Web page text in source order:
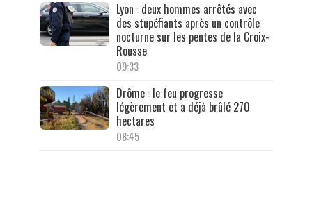
Lyon : deux hommes arrêtés avec
des stupéfiants après un contrôle
nocturne sur les pentes de la Croix-
Rousse
09:33
Drôme : le feu progresse
légèrement et a déjà brûlé 270
hectares
08:45